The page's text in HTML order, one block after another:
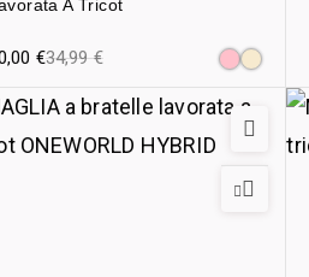
A Tricot
34,99€
€